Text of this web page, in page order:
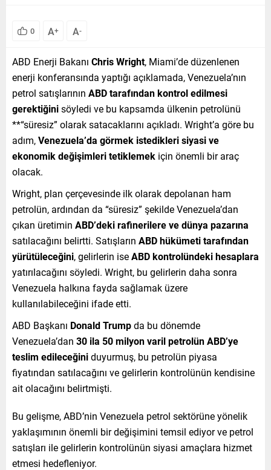
0 A+ A-
ABD Enerji Bakanı Chris Wright, Miami’de düzenlenen
enerji konferansında yaptığı açıklamada, Venezuela’nın
petrol satışlarının ABD tarafından kontrol edilmesi
gerektiğinisöyledi ve bu kapsamda ülkenin petrolünü
**“süresiz” olarak satacaklarını açıkladı. Wright’a göre bu
adım,Venezuela’da görmek istedikleri siyasi ve
ekonomik değişimleri tetiklemek için önemli bir araç
olacak.
Wright, plan çerçevesinde ilk olarak depolanan ham
petrolün, ardından da “süresiz” şekilde Venezuela’dan
çıkan üretimin ABD’deki rafinerilere ve dünya pazarına
satılacağını belirtti. Satışların ABD hükümeti tarafından
yürütüleceğini, gelirlerin iseABD kontrolündeki hesaplara
yatırılacağını söyledi. Wright, bu gelirlerin daha sonra
Venezuela halkına fayda sağlamak üzere
kullanılabileceğini ifade etti.
ABD Başkanı Donald Trumpda bu dönemde
Venezuela’dan 30 ila 50 milyon varil petrolün ABD’ye
teslim edileceğiniduyurmuş, bu petrolün piyasa
fiyatından satılacağını ve gelirlerin kontrolünün kendisine
ait olacağını belirtmişti.
Bu gelişme, ABD’nin Venezuela petrol sektörüne yönelik
yaklaşımının önemli bir değişimini temsil ediyor ve petrol
satışları ile gelirlerin kontrolünün siyasi amaçlara hizmet
etmesi hedefleniyor.